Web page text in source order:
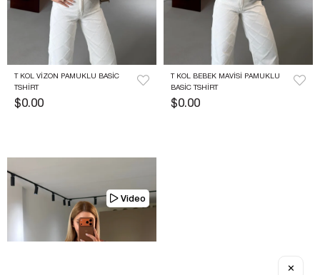
T KOL VIZON PAMUKLU BASIC
TSHIRT
$0.00
T KOL BEBEK MAVISI PAMUKLU
BASIC TSHIRT
$0.00
Video
✕